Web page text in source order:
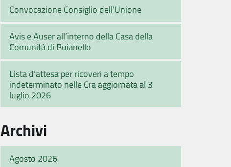
Convocazione Consiglio dell’Unione
Avis e Auser all’interno della Casa della
Comunità di Puianello
Lista d’attesa per ricoveri a tempo
indeterminato nelle Cra aggiornata al 3
luglio 2026
Archivi
Agosto 2026